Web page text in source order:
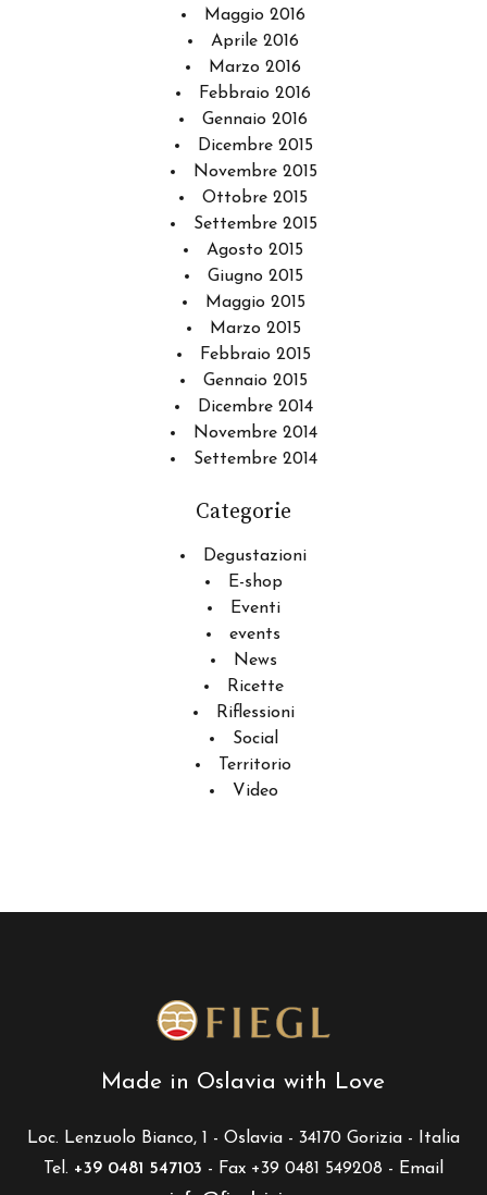
Maggio 2016
Aprile 2016
Marzo 2016
Febbraio 2016
Gennaio 2016
Dicembre 2015
Novembre 2015
Ottobre 2015
Settembre 2015
Agosto 2015
Giugno 2015
Maggio 2015
Marzo 2015
Febbraio 2015
Gennaio 2015
Dicembre 2014
Novembre 2014
Settembre 2014
Categorie
Degustazioni
E-shop
Eventi
events
News
Ricette
Riflessioni
Social
Territorio
Video
Made in Oslavia with Love
Loc. Lenzuolo Bianco, 1 - Oslavia - 34170 Gorizia - Italia
Tel. +39 0481 547103 - Fax +39 0481 549208 - Email